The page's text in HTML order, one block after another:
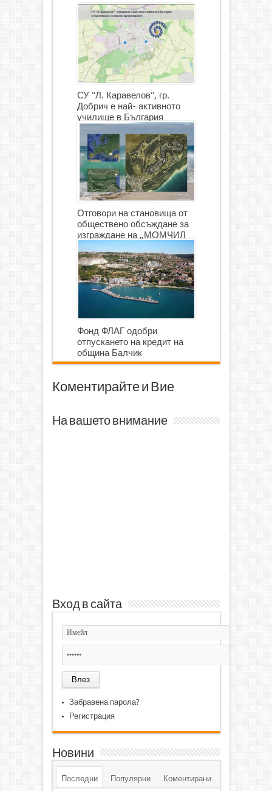
СУ "Л. Каравелов", гр.
Добрич е най- активното
училище в България
Отговори на становища от
обществено обсъждане за
изграждане на „МОМЧИЛ
ГОЛФ И ГОЛФ ИГРИЩЕ”
Фонд ФЛАГ одобри
отпускането на кредит на
община Балчик
Коментирайте и Вие
На вашето внимание
Вход в сайта
Забравена парола?
Регистрация
Новини
Последни Популярни Коментирани